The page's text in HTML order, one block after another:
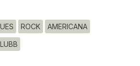
ROCK AMERICANA